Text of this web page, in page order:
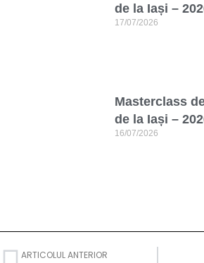
de la Iași –
17/07/2026
Masterclass
de la Iași –
16/07/2026
ARTICOLUL ANTERIOR